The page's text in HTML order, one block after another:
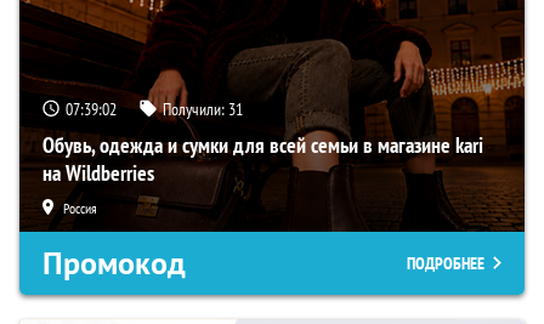
07:39:01 Получили: 31
Обувь, одежда и сумки для всей семьи в магазине kari
на Wildberries
Россия
Промокод ПОДРОБНЕЕ